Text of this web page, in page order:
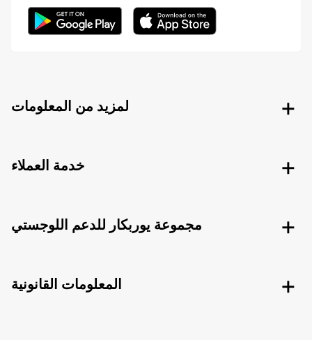
لمزيد من المعلومات
خدمة العملاء
مجموعة يوربكار للدعم اللوجستي
المعلومات القانونية